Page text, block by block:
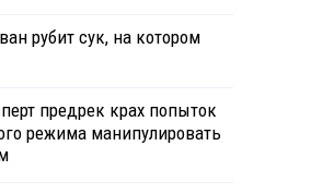
рубит сук, на котором
предрек крах попыток
режима манипулировать